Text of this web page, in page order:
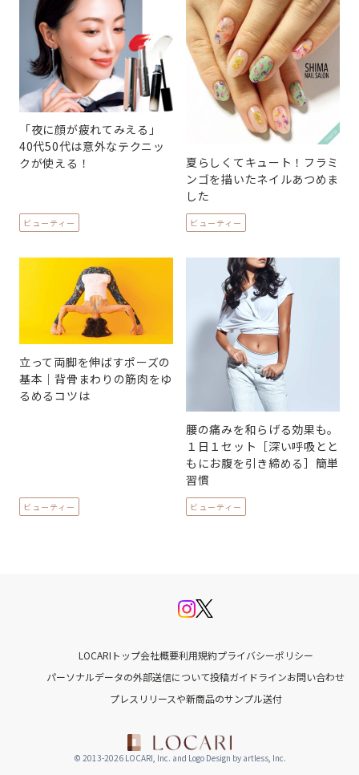
「夜に顔が疲れてみえる」
40代50代は意外なテクニッ
クが使える！
ビューティー
夏らしくてキュート！フラミ
ンゴを描いたネイルあつめま
した
ビューティー
立って両脚を伸ばすポーズの
基本｜背骨まわりの筋肉をゆ
るめるコツは
ビューティー
腰の痛みを和らげる効果も。
１日１セット［深い呼吸とと
もにお腹を引き締める］簡単
習慣
ビューティー
LOCARIトップ会社概要利用規約プライバシーポリシー
パーソナルデータの外部送信について投稿ガイドラインお問い合わせ
プレスリリースや新商品のサンプル送付
© 2013-2026 LOCARI, Inc. and Logo Design by artless, Inc.